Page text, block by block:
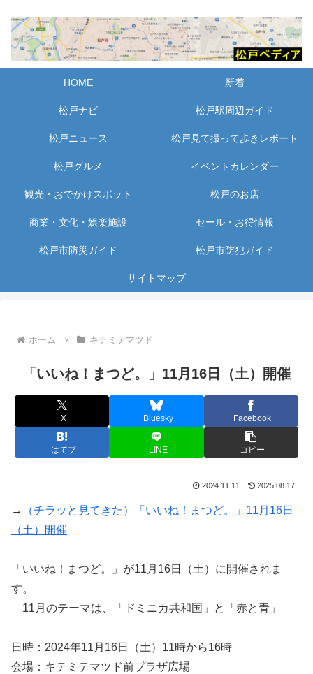
HOME 新着
松戸ナビ 松戸駅周辺ガイド
松戸ニュース 松戸見て撮って歩きレポート
松戸グルメ イベントカレンダー
観光・おでかけスポット 松戸のお店
商業・文化・娯楽施設 セール・お得情報
松戸市防災ガイド 松戸市防犯ガイド
サイトマップ
ホーム キテミテマツド
「いいね！まつど。」11月16日（土）開催
X Bluesky Facebook
はてブ LINE コピー
2024.11.11 2025.08.17
→
（チラッと見てきた）「いいね！まつど。」11月16日
（土）開催
「いいね！まつど。」が11月16日（土）に開催されま
す。
11月のテーマは、「ドミニカ共和国」と「赤と青」
日時：2024年11月16日（土）11時から16時
会場：キテミテマツド前プラザ広場